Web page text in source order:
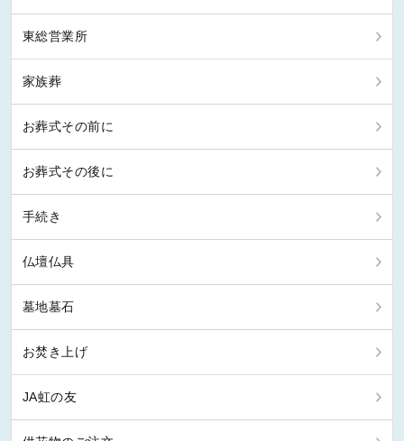
東総営業所
家族葬
お葬式その前に
お葬式その後に
手続き
仏壇仏具
墓地墓石
お焚き上げ
JA虹の友